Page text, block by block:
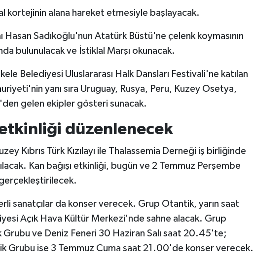
kortejinin alana hareket etmesiyle başlayacak.
Hasan Sadıkoğlu'nun Atatürk Büstü'ne çelenk koymasının
bulunulacak ve İstiklal Marşı okunacak.
Belediyesi Uluslararası Halk Dansları Festivali'ne katılan
yanı sıra Uruguay, Rusya, Peru, Kuzey Osetya,
gelen ekipler gösteri sunacak.
etkinliği düzenlenecek
Kıbrıs Türk Kızılayı ile Thalassemia Derneği iş birliğinde
Kan bağışı etkinliği, bugün ve 2 Temmuz Perşembe
sanatçılar da konser verecek. Grup Otantik, yarın saat
Açık Hava Kültür Merkezi'nde sahne alacak. Grup
ve Deniz Feneri 30 Haziran Salı saat 20.45'te;
Grubu ise 3 Temmuz Cuma saat 21.00'de konser verecek.